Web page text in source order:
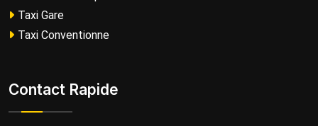
Taxi Gare
Taxi Conventionne
Contact Rapide